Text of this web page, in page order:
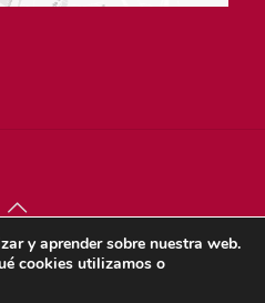
de privacidad|Aviso legal
cookies
y aprender sobre nuestra web.
cookies utilizamos o